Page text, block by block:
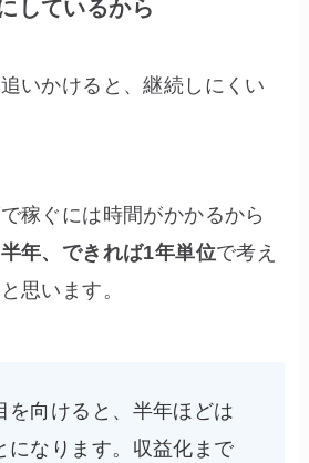
しているから
いかけると、継続しにくい
稼ぐには時間がかかるから
年、できれば1年単位で考え
思います。
を向けると、半年ほどは
になります。収益化まで